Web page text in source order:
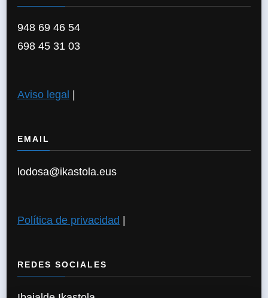
948 69 46 54
698 45 31 03
Aviso legal
EMAIL
lodosa@ikastola.eus
Política de privacidad
REDES SOCIALES